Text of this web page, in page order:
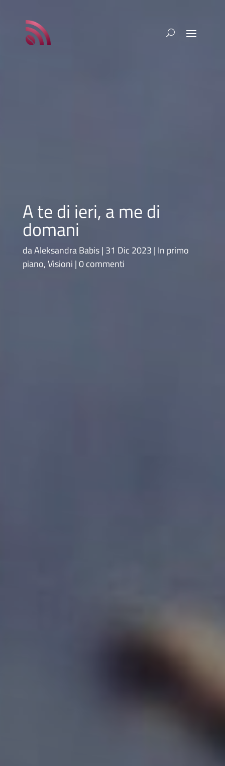
A te di ieri, a me di
domani
daAleksandra Babis 31 Dic 2023 In primo
piano,Visioni 0 commenti